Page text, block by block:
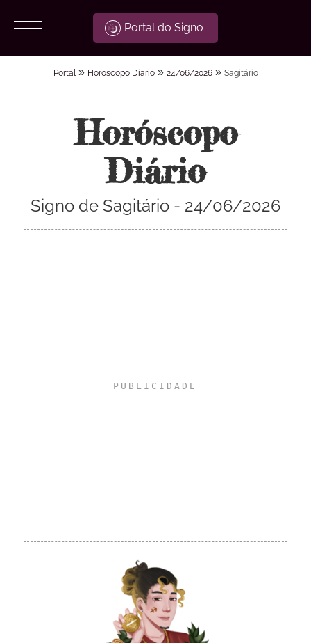
Portal do Signo
Portal » Horoscopo Diario» 24/06/2026» Sagitário
Horóscopo
Diário
Signo de Sagitário - 24/06/2026